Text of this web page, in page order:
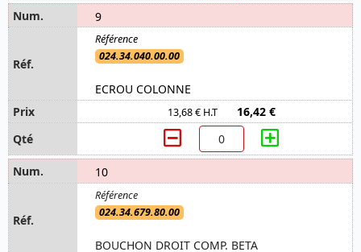
9
024.34.040.00.00
ECROU COLONNE
13,68 € H.T 16,42 €
10
024.34.679.80.00
BOUCHON DROIT COMP. BETA